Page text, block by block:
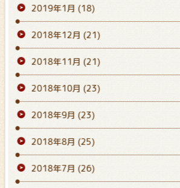
2019年1月 (18)
2018年12月 (21)
2018年11月 (21)
2018年10月 (23)
2018年9月 (23)
2018年8月 (25)
2018年7月 (26)